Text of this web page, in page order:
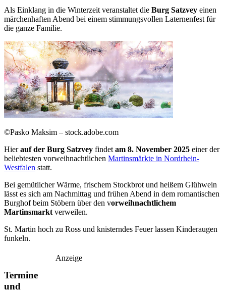
Als Einklang in die Winterzeit veranstaltet die Burg Satzvey einen
märchenhaften Abend bei einem stimmungsvollen Laternenfest für
die ganze Familie.
©Pasko Maksim – stock.adobe.com
Hierauf der Burg Satzvey findet am 8. November 2025 einer der
beliebtesten vorweihnachtlichen Martinsmärkte in Nordrhein-
Westfalen statt.
Bei gemütlicher Wärme, frischem Stockbrot und heißem Glühwein
lässt es sich am Nachmittag und frühen Abend in dem romantischen
Burghof beim Stöbern über den vorweihnachtlichem
Martinsmarkt verweilen.
St. Martin hoch zu Ross und knisterndes Feuer lassen Kinderaugen
funkeln.
Anzeige
Termine
und